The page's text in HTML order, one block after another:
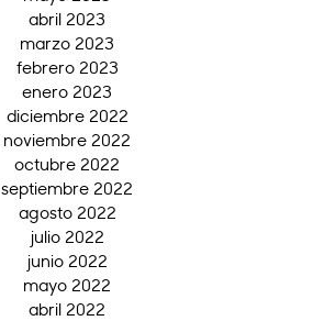
abril 2023
marzo 2023
febrero 2023
enero 2023
diciembre 2022
noviembre 2022
octubre 2022
septiembre 2022
agosto 2022
julio 2022
junio 2022
mayo 2022
abril 2022